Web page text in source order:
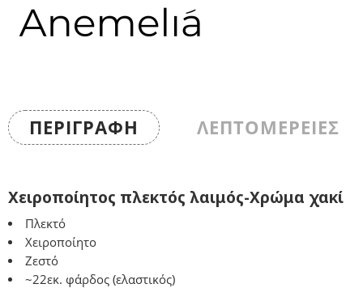
ΠΕΡΙΓΡΑΦΉ ΛΕΠΤΟΜΕΡΕΙΕΣ
Χειροποίητος πλεκτός λαιμός-Χρώμα χακί
Πλεκτό
Χειροποίητο
Ζεστό
~22εκ. φάρδος (ελαστικός)